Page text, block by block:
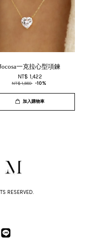
一克拉心型項鍊
NT$ 1,422
NT$ 1,580 -10%
加入購物車
RESERVED.